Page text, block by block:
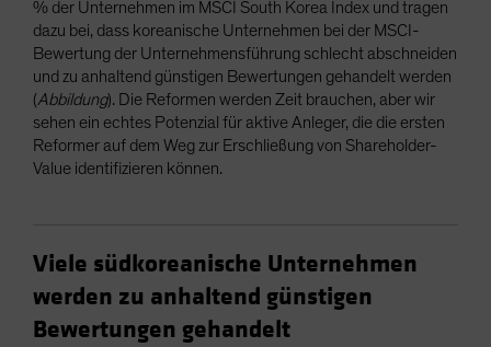
% der Unternehmen im MSCI South Korea Index und tragen
dazu bei, dass koreanische Unternehmen bei der MSCI-
Bewertung der Unternehmensführung schlecht abschneiden
und zu anhaltend günstigen Bewertungen gehandelt werden
(Abbildung). Die Reformen werden Zeit brauchen, aber wir
sehen ein echtes Potenzial für aktive Anleger, die die ersten
Reformer auf dem Weg zur Erschließung von Shareholder-
Value identifizieren können.
Viele südkoreanische Unternehmen
werden zu anhaltend günstigen
Bewertungen gehandelt